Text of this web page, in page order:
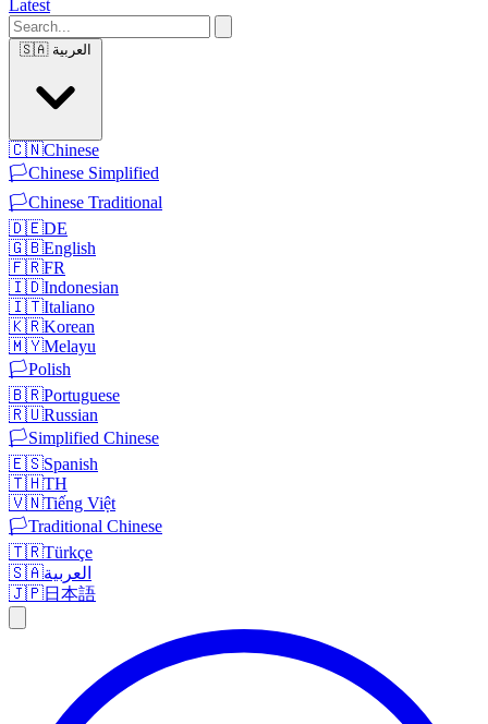
Latest
🇸🇦 العربية
🇨🇳Chinese
🏳️Chinese Simplified
🏳️Chinese Traditional
🇩🇪DE
🇬🇧English
🇫🇷FR
🇮🇩Indonesian
🇮🇹Italiano
🇰🇷Korean
🇲🇾Melayu
🏳️Polish
🇧🇷Portuguese
🇷🇺Russian
🏳️Simplified Chinese
🇪🇸Spanish
🇹🇭TH
🇻🇳Tiếng Việt
🏳️Traditional Chinese
🇹🇷Türkçe
🇸🇦العربية
🇯🇵日本語